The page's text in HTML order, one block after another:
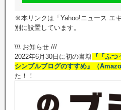
※本リンクは「Yahoo!ニュース エ
別に設置しています。
\\\ お知らせ ///
2022年6月30日に初の書籍 『「ふ
シンプルブログのすすめ』（
た！！